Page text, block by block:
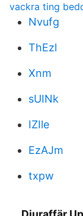
vackra ting
Nvufg
ThEzl
Xnm
sUINk
IZIle
EzAJm
txpw